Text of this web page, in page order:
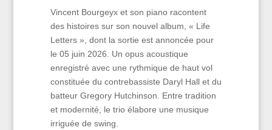
Vincent Bourgeyx et son piano racontent
des histoires sur son nouvel album, « Life
Letters », dont la sortie est annoncée pour
le 05 juin 2026. Un opus acoustique
enregistré avec une rythmique de haut vol
constituée du contrebassiste Daryl Hall et du
batteur Gregory Hutchinson. Entre tradition
et modernité, le trio élabore une musique
irriguée de swing.